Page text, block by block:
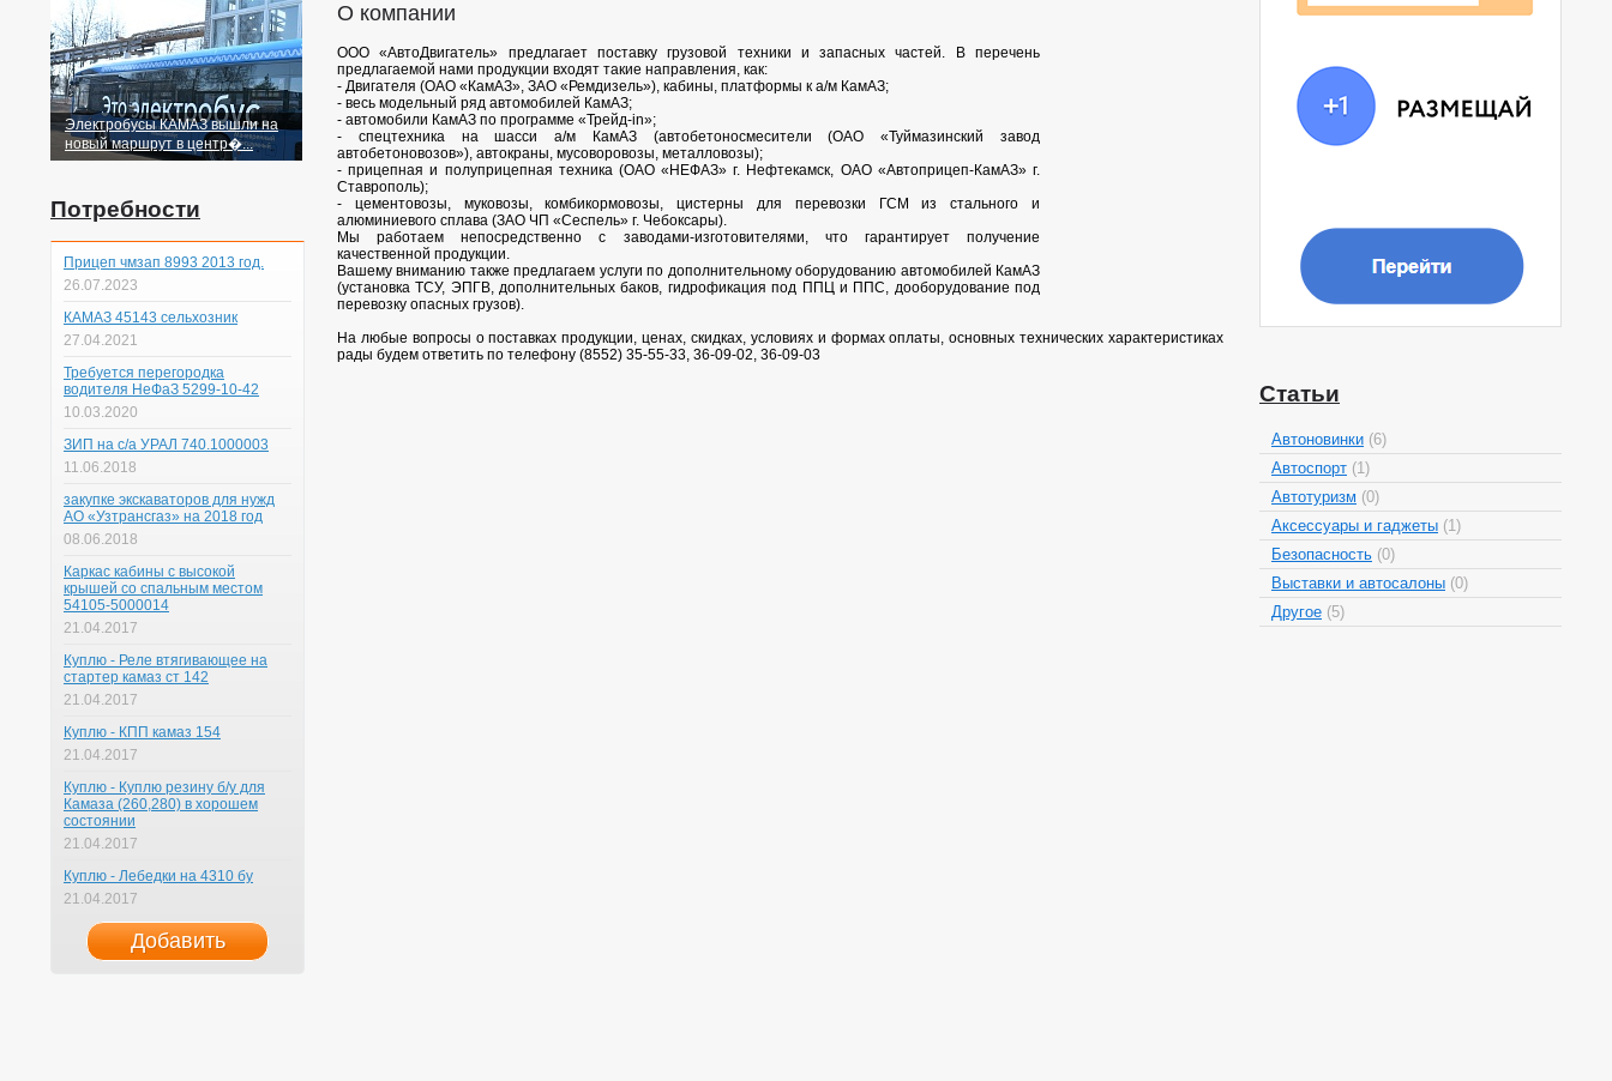
Электробусы КАМАЗ вышли на
новый маршрут в центр�...
Потребности
Прицеп чмзап 8993 2013 год.
26.07.2023
КАМАЗ 45143 сельхозник
27.04.2021
Требуется перегородка
водителя НеФаЗ 5299-10-42
10.03.2020
ЗИП на с/а УРАЛ 740.1000003
11.06.2018
закупке экскаваторов для нужд
АО «Узтрансгаз» на 2018 год
08.06.2018
Каркас кабины с высокой
крышей со спальным местом
54105-5000014
21.04.2017
Куплю - Реле втягивающее на
стартер камаз ст 142
21.04.2017
Куплю - КПП камаз 154
21.04.2017
Куплю - Куплю резину б/у для
Камаза (260,280) в хорошем
состоянии
21.04.2017
Куплю - Лебедки на 4310 бу
21.04.2017
Добавить
О компании
ООО «АвтоДвигатель» предлагает поставку грузовой техники и запасных частей. В перечень
предлагаемой нами продукции входят такие направления, как:
- Двигателя (ОАО «КамАЗ», ЗАО «Ремдизель»), кабины, платформы к а/м КамАЗ;
- весь модельный ряд автомобилей КамАЗ;
- автомобили КамАЗ по программе «Трейд-in»;
- спецтехника на шасси а/м КамАЗ (автобетоносмесители (ОАО «Туймазинский завод
автобетоновозов»), автокраны, мусоворовозы, металловозы);
- прицепная и полуприцепная техника (ОАО «НЕФАЗ» г. Нефтекамск, ОАО «Автоприцеп-КамАЗ» г.
Ставрополь);
- цементовозы, муковозы, комбикормовозы, цистерны для перевозки ГСМ из стального и
алюминиевого сплава (ЗАО ЧП «Сеспель» г. Чебоксары).
Мы работаем непосредственно с заводами-изготовителями, что гарантирует получение
качественной продукции.
Вашему вниманию также предлагаем услуги по дополнительному оборудованию автомобилей КамАЗ
(установка ТСУ, ЭПГВ, дополнительных баков, гидрофикация под ППЦ и ППС, дооборудование под
перевозку опасных грузов).
На любые вопросы о поставках продукции, ценах, скидках, условиях и формах оплаты, основных технических характеристиках
рады будем ответить по телефону (8552) 35-55-33, 36-09-02, 36-09-03
Статьи
Автоновинки (6)
Автоспорт (1)
Автотуризм (0)
Аксессуары и гаджеты (1)
Безопасность (0)
Выставки и автосалоны (0)
Другое (5)